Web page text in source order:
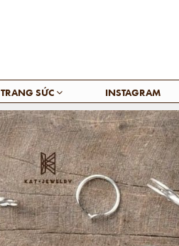
TRANG SỨC INSTAGRAM